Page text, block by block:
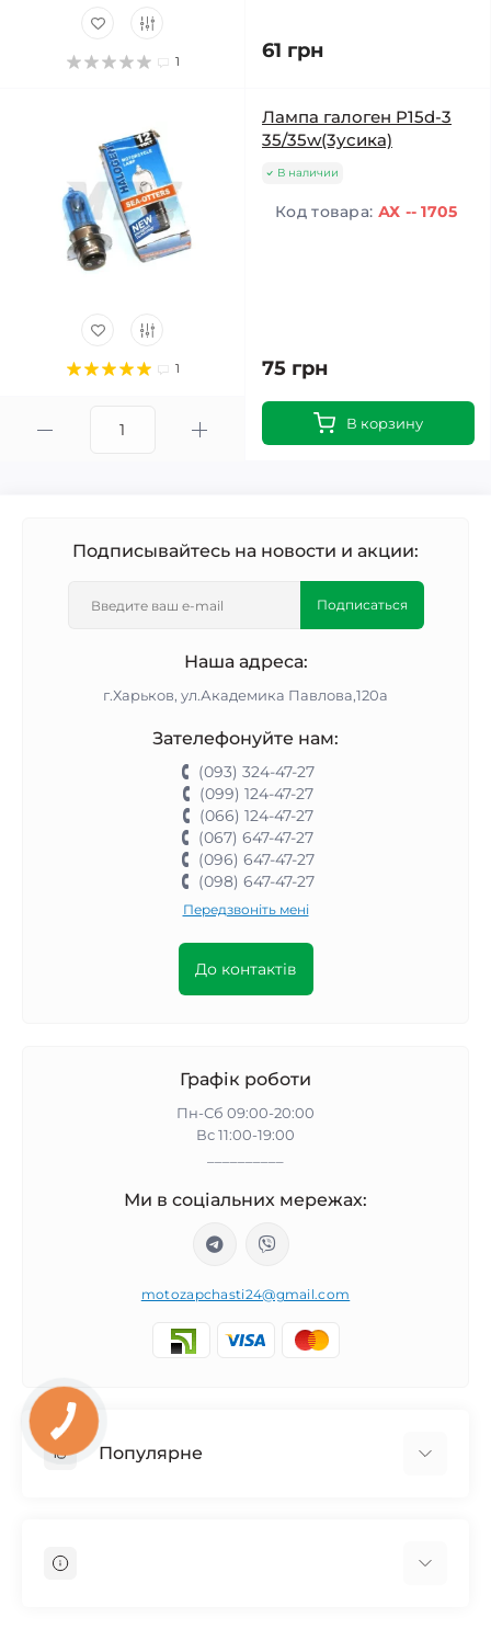
1 61 грн
1
Лампа галоген P15d-3
35/35w(3усика)
В наличии
Код товара: АХ -- 1705
75 грн
В корзину
Подписывайтесь на новости и акции:
Подписаться
Наша адреса:
г.Харьков, ул.Академика Павлова,120а
Зателефонуйте нам:
(093) 324-47-27
(099) 124-47-27
(066) 124-47-27
(067) 647-47-27
(096) 647-47-27
(098) 647-47-27
Передзвоніть мені
До контактів
Графік роботи
Пн-Сб 09:00-20:00
Вс 11:00-19:00
Ми в соціальних мережах:
motozapchasti24@gmail.com
Популярне
Запчасти на мотоцикл Ява